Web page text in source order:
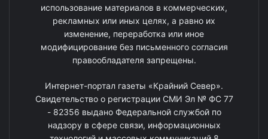
использование материалов в коммерческих,
рекламных или иных целях, а равно их
изменение, переработка или иное
модифицирование без письменного согласия
правообладателя запрещены.
Интернет-портал газеты «Крайний Север».
Свидетельство о регистрации СМИ Эл № ФС 77
- 82356 выдано Федеральной службой по
надзору в сфере связи, информационных